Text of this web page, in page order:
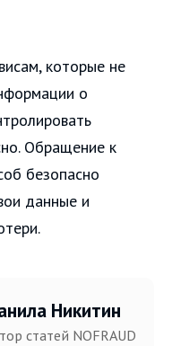
которые не
о
Обращение к
безопасно
данные и
Никитин
статей NOFRAUD